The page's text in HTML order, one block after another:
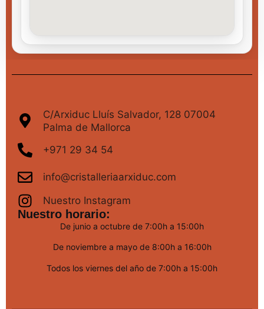
C/Arxiduc Lluís Salvador, 128 07004
Palma de Mallorca
+971 29 34 54
info@cristalleriaarxiduc.com
Nuestro Instagram
Nuestro horario:
De junio a octubre de 7:00h a 15:00h
De noviembre a mayo de 8:00h a 16:00h
Todos los viernes del año de 7:00h a 15:00h